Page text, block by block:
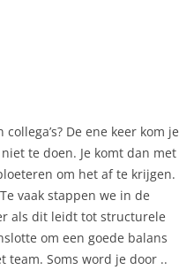
De ene keer kom je
te doen. Je komt dan met
om het af te krijgen.
vaak stappen we in de
als dit leidt tot structurele
om een goede balans
team. Soms word je door ..